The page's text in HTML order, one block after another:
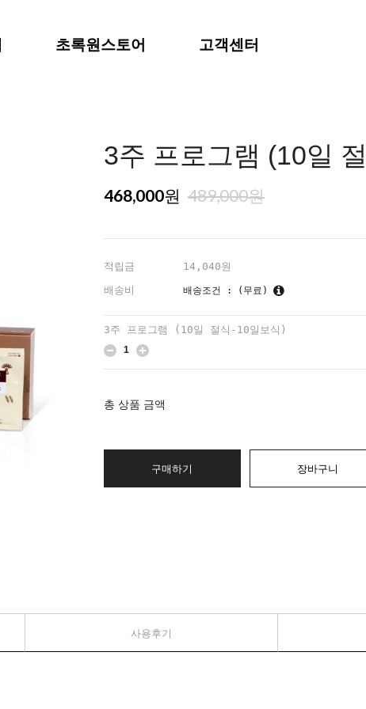
초록원스토어 고객센터
3주 프로그램 (10일
468,000원 489,000원
적립금
14,040원
배송비
배송조건 : (무료)
3주 프로그램 (10일 절식-10일보식)
총 상품 금액
구매하기 장바구니
사용후기